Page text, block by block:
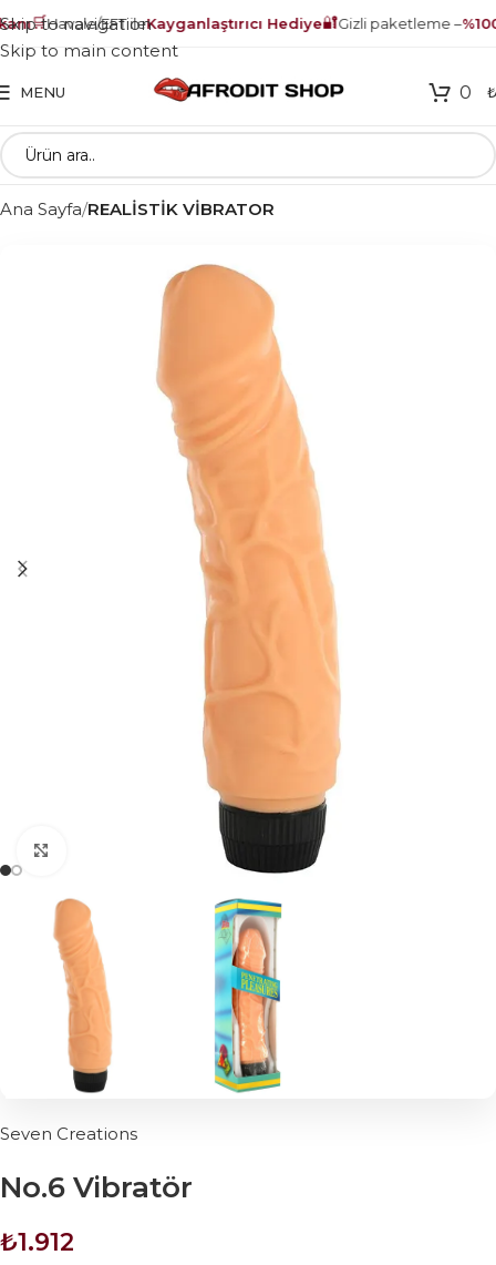
🛒Havale/EFT ileKayganlaştırıcı Hediye🔐Gizli paketleme –
Skip to navigation
Skip to main content
MENU 0 ₺
Ana Sayfa REALİSTİK VİBRATOR
Seven Creations
No.6 Vibratör
₺1.912